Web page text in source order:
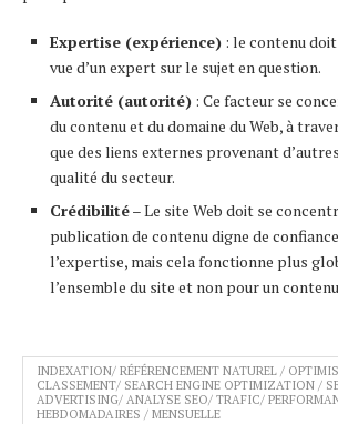
Expertise (expérience) : le contenu
vue d’un expert sur le sujet en question.
Autorité (autorité) : Ce facteur se
du contenu et du domaine du Web, à
que des liens externes provenant
qualité du secteur.
Crédibilité– Le site Web doit se
publication de contenu digne de
l’expertise, mais cela fonctionne plus
l’ensemble du site et non pour un
INDEXATION/ RÉFÉRENCEMENT NATUREL /
CLASSEMENT/ SEARCH ENGINE OPTIMIZATION /
ADVERTISING/ ANALYSE SEO/ TRAFIC/
HEBDOMADAIRES / MENSUELLE